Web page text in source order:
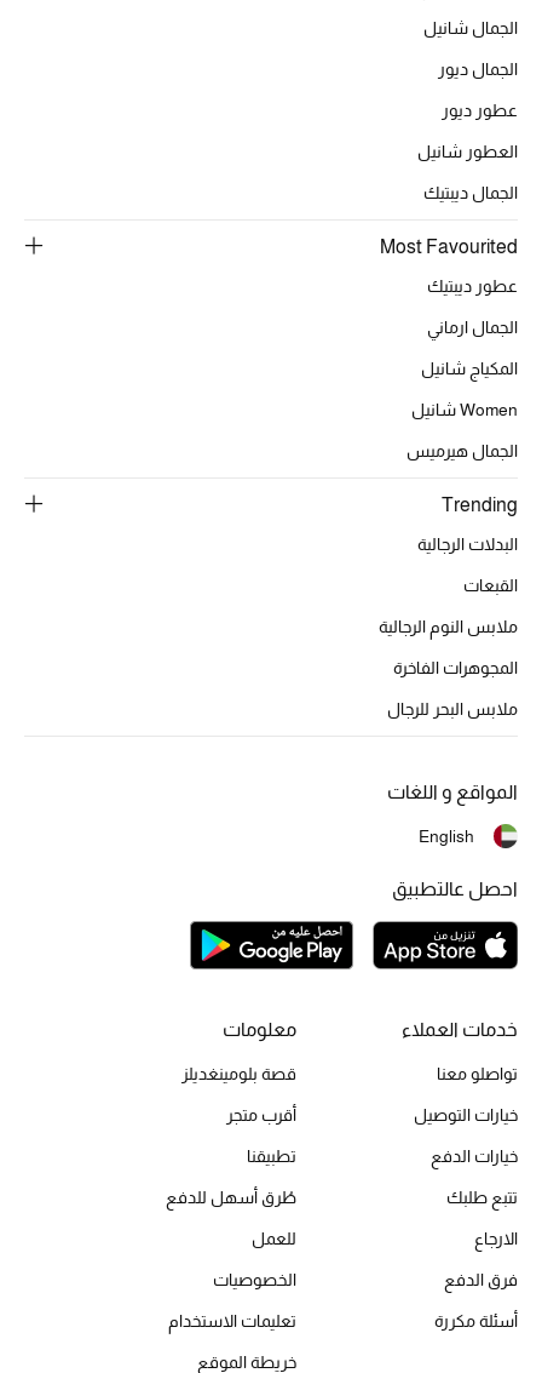
دليل مستلزمات الجمال
عطور الربيع
الهدايا
ما وصلنا حديثاً
ركن أناقة المنتجعات
دليل مستلزمات الرجال
أبرز المصممين
جميع الملابس الرجالية
جميع الإكسسورات الرجالية
حقائب رجالية
صُممت للرجال
تسوقوا للرجال
الجمال شانيل
الجمال ديور
عطور ديور
العطور شانيل
الجمال ديبتيك
Most Favourited
عطور ديبتيك
الجمال ارماني
المكياج شانيل
Women شانيل
الجمال هيرميس
Trending
البدلات الرجالية
القبعات
ملابس النوم الرجالية
المجوهرات الفاخرة
ملابس البحر للرجال
خدمات العملاء
تواصلو معنا
خيارات التوصيل
خيارات الدفع
تتبع طلبك
الارجاع
فرق الدفع
أسئلة مكررة
معلومات
قصة بلومينغديلز
أقرب متجر
تطبيقنا
طُرق أسهل للدفع
للعمل
الخصوصيات
تعليمات الاستخدام
خريطة الموقع
المواقع و اللغات
English
احصل عالتطبيق